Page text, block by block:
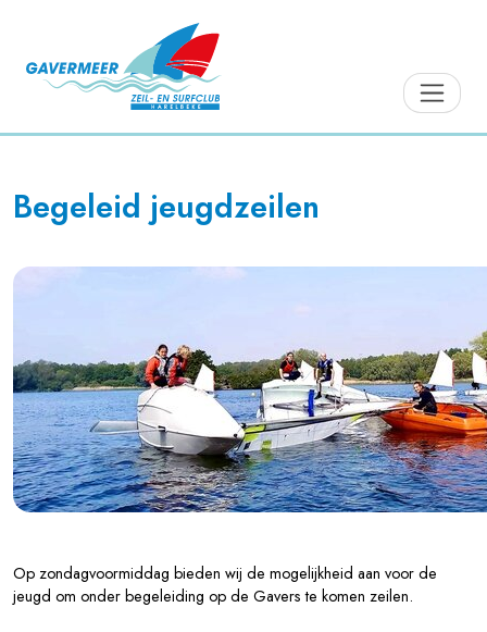
Begeleid jeugdzeilen
Op zondagvoormiddag bieden wij de mogelijkheid aan voor de
jeugd om onder begeleiding op de Gavers te komen zeilen.